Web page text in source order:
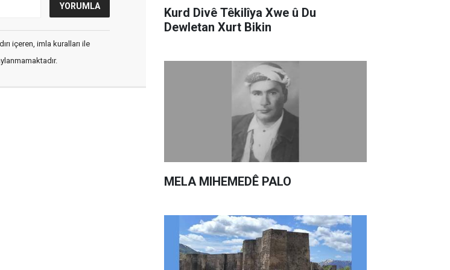
içeren, imla kuralları ile
Kurd Divê Têkilîya Xwe û Du
Dewletan Xurt Bikin
MELA MIHEMEDÊ PALO